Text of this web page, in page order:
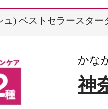
) ベストセラースター
かな
神